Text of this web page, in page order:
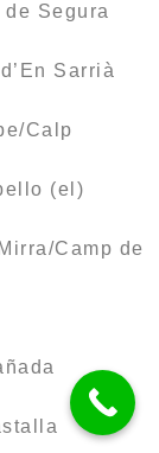
Segura
Sarrià
Calp
(el)
Camp de